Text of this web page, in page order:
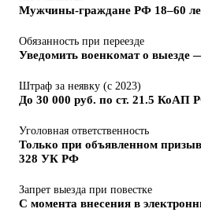
Мужчины-граждане РФ 18–60
Обязанность при переезде
Уведомить военкомат о
Штраф за неявку (с 2023)
До 30 000 руб. по ст. 21.5 КоАП
Уголовная ответственность
Только при объявленном
328 УК РФ
Запрет выезда при повестке
С момента внесения в